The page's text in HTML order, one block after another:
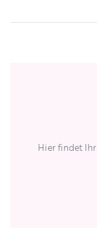
Hier findet